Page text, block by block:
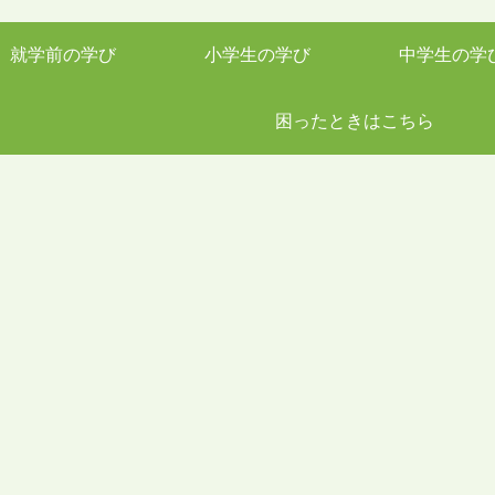
就学前の学び 小学生の学び 中学生の学
困ったときはこちら